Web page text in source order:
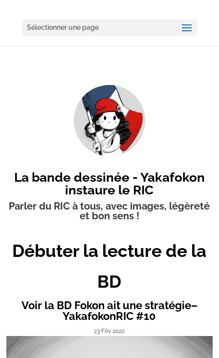
Sélectionner une page
La bande dessinée - Yakafokon
instaure le RIC
Parler du RIC à tous, avec images, légèreté
et bon sens !
Débuter la lecture de la
BD
Voir la BD Fokon ait une stratégie–
YakafokonRIC #10
23 Fév 2022